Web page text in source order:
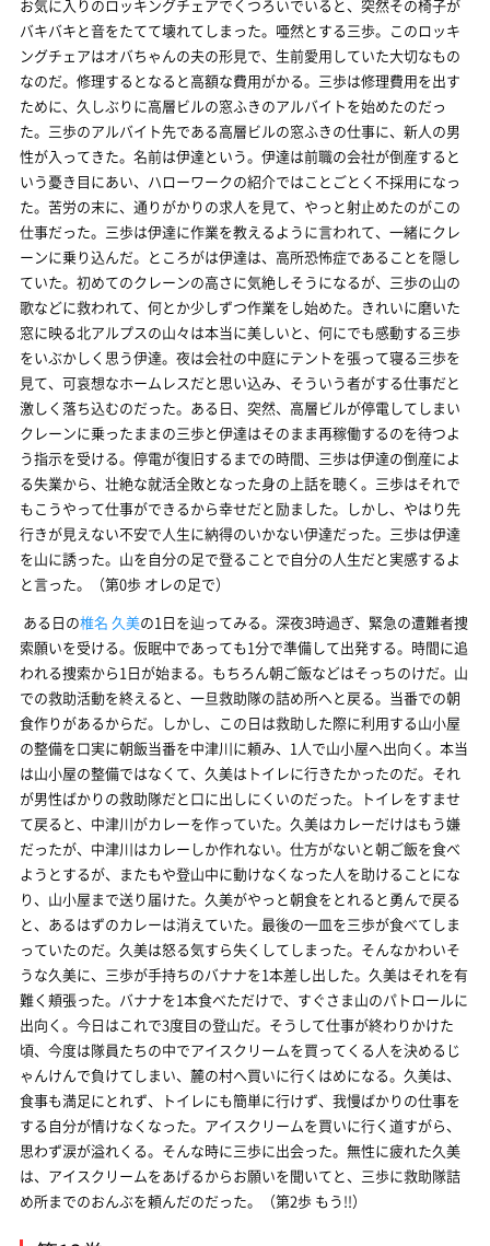
お気に入りのロッキングチェアでくつろいでいると、突然その椅子が
バキバキと音をたてて壊れてしまった。唖然とする三歩。このロッキ
ングチェアはオバちゃんの夫の形見で、生前愛用していた大切なもの
なのだ。修理するとなると高額な費用がかる。三歩は修理費用を出す
ために、久しぶりに高層ビルの窓ふきのアルバイトを始めたのだっ
た。三歩のアルバイト先である高層ビルの窓ふきの仕事に、新人の男
性が入ってきた。名前は伊達という。伊達は前職の会社が倒産すると
いう憂き目にあい、ハローワークの紹介ではことごとく不採用になっ
た。苦労の末に、通りがかりの求人を見て、やっと射止めたのがこの
仕事だった。三歩は伊達に作業を教えるように言われて、一緒にクレ
ーンに乗り込んだ。ところがは伊達は、高所恐怖症であることを隠し
ていた。初めてのクレーンの高さに気絶しそうになるが、三歩の山の
歌などに救われて、何とか少しずつ作業をし始めた。きれいに磨いた
窓に映る北アルプスの山々は本当に美しいと、何にでも感動する三歩
をいぶかしく思う伊達。夜は会社の中庭にテントを張って寝る三歩を
見て、可哀想なホームレスだと思い込み、そういう者がする仕事だと
激しく落ち込むのだった。ある日、突然、高層ビルが停電してしまい
クレーンに乗ったままの三歩と伊達はそのまま再稼働するのを待つよ
う指示を受ける。停電が復旧するまでの時間、三歩は伊達の倒産によ
る失業から、壮絶な就活全敗となった身の上話を聴く。三歩はそれで
もこうやって仕事ができるから幸せだと励ました。しかし、やはり先
行きが見えない不安で人生に納得のいかない伊達だった。三歩は伊達
を山に誘った。山を自分の足で登ることで自分の人生だと実感するよ
と言った。（第0歩 オレの足で）
ある日の椎名 久美の1日を辿ってみる。深夜3時過ぎ、緊急の遭難者捜
索願いを受ける。仮眠中であっても1分で準備して出発する。時間に追
われる捜索から1日が始まる。もちろん朝ご飯などはそっちのけだ。山
での救助活動を終えると、一旦救助隊の詰め所へと戻る。当番での朝
食作りがあるからだ。しかし、この日は救助した際に利用する山小屋
の整備を口実に朝飯当番を中津川に頼み、1人で山小屋へ出向く。本当
は山小屋の整備ではなくて、久美はトイレに行きたかったのだ。それ
が男性ばかりの救助隊だと口に出しにくいのだった。トイレをすませ
て戻ると、中津川がカレーを作っていた。久美はカレーだけはもう嫌
だったが、中津川はカレーしか作れない。仕方がないと朝ご飯を食べ
ようとするが、またもや登山中に動けなくなった人を助けることにな
り、山小屋まで送り届けた。久美がやっと朝食をとれると勇んで戻る
と、あるはずのカレーは消えていた。最後の一皿を三歩が食べてしま
っていたのだ。久美は怒る気すら失くしてしまった。そんなかわいそ
うな久美に、三歩が手持ちのバナナを1本差し出した。久美はそれを有
難く頬張った。バナナを1本食べただけで、すぐさま山のパトロールに
出向く。今日はこれで3度目の登山だ。そうして仕事が終わりかけた
頃、今度は隊員たちの中でアイスクリームを買ってくる人を決めるじ
ゃんけんで負けてしまい、麓の村へ買いに行くはめになる。久美は、
食事も満足にとれず、トイレにも簡単に行けず、我慢ばかりの仕事を
する自分が情けなくなった。アイスクリームを買いに行く道すがら、
思わず涙が溢れくる。そんな時に三歩に出会った。無性に疲れた久美
は、アイスクリームをあげるからお願いを聞いてと、三歩に救助隊詰
め所までのおんぶを頼んだのだった。（第2歩 もう!!）